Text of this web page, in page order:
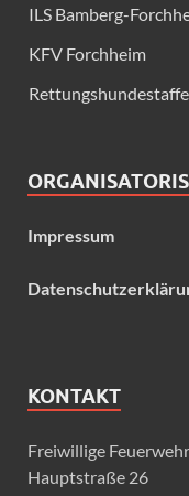
ILS Bamberg-
KFV Forchheim
Impressum
KONTAKT
Freiwillige
Hauptstraße 26